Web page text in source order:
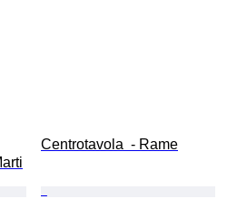
Centrotavola  - Rame